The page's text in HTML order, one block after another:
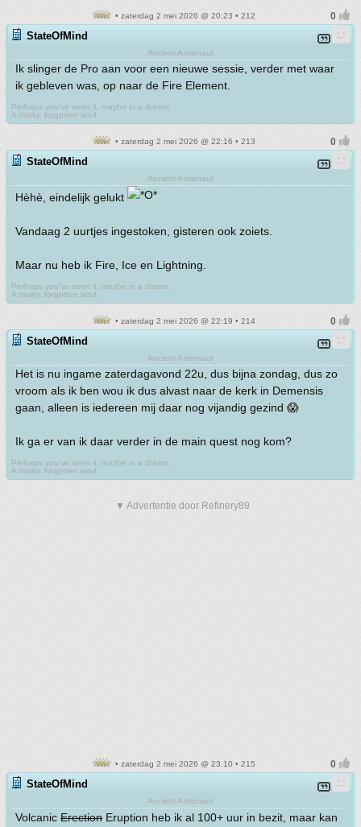
• zaterdag 2 mei 2026 @ 20:23 • 212
StateOfMind
Ancient Astronaut
Ik slinger de Pro aan voor een nieuwe sessie, verder met waar
ik gebleven was, op naar de Fire Element.
Perhaps you've seen it, maybe in a dream.
A murky, forgotten land.
• zaterdag 2 mei 2026 @ 22:16 • 213
StateOfMind
Ancient Astronaut
Hèhè, eindelijk gelukt
Vandaag 2 uurtjes ingestoken, gisteren ook zoiets.
Maar nu heb ik Fire, Ice en Lightning.
Perhaps you've seen it, maybe in a dream.
A murky, forgotten land.
• zaterdag 2 mei 2026 @ 22:19 • 214
StateOfMind
Ancient Astronaut
Het is nu ingame zaterdagavond 22u, dus bijna zondag, dus zo
vroom als ik ben wou ik dus alvast naar de kerk in Demensis
gaan, alleen is iedereen mij daar nog vijandig gezind 😱
Ik ga er van ik daar verder in de main quest nog kom?
Perhaps you've seen it, maybe in a dream.
A murky, forgotten land.
▼ Advertentie door Refinery89
• zaterdag 2 mei 2026 @ 23:10 • 215
StateOfMind
Ancient Astronaut
Volcanic Erection Eruption heb ik al 100+ uur in bezit, maar kan